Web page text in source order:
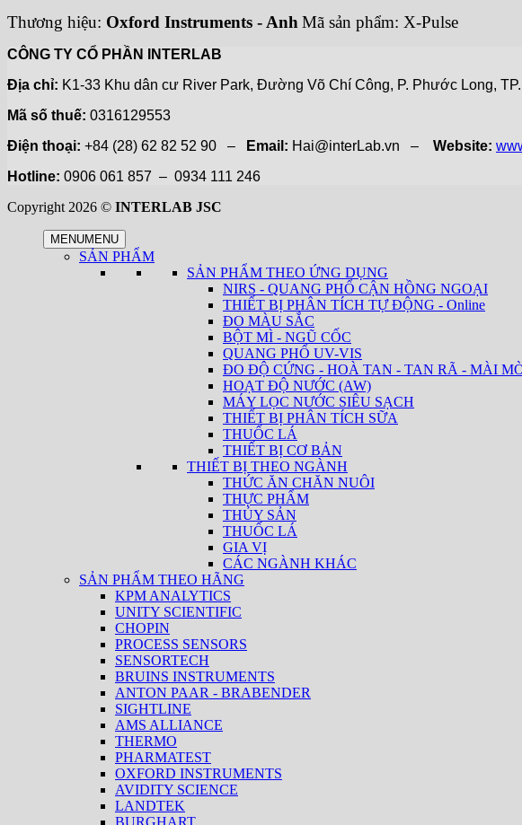
Thương hiệu: Oxford Instruments - Anh Mã sản phẩm: X-Pulse
CÔNG TY CỔ PHẦN INTERLAB
Địa chỉ: K1-33 Khu dân cư River Park, Đường Võ Chí Công, P. Phước Long,
Mã số thuế: 0316129553
Điện thoại: +84 (28) 62 82 52 90 – Email: Hai@interLab.vn – Website:
Hotline: 0906 061 857 – 0934 111 246
Copyright 2026 © INTERLAB JSC
MENUMENU
SẢN PHẨM
SẢN PHẨM THEO ỨNG DỤNG
NIRS - QUANG PHỔ CẬN HỒNG NGOẠI
THIẾT BỊ PHÂN TÍCH TỰ ĐỘNG - Online
ĐO MÀU SẮC
BỘT MÌ - NGŨ CỐC
QUANG PHỔ UV-VIS
ĐO ĐỘ CỨNG - HOÀ TAN - TAN RÃ - MÀI
HOẠT ĐỘ NƯỚC (AW)
MÁY LỌC NƯỚC SIÊU SẠCH
THIẾT BỊ PHÂN TÍCH SỮA
THUỐC LÁ
THIẾT BỊ CƠ BẢN
THIẾT BỊ THEO NGÀNH
THỨC ĂN CHĂN NUÔI
THỰC PHẨM
THỦY SẢN
THUỐC LÁ
GIA VỊ
CÁC NGÀNH KHÁC
SẢN PHẨM THEO HÃNG
KPM ANALYTICS
UNITY SCIENTIFIC
CHOPIN
PROCESS SENSORS
SENSORTECH
BRUINS INSTRUMENTS
ANTON PAAR - BRABENDER
SIGHTLINE
AMS ALLIANCE
THERMO
PHARMATEST
OXFORD INSTRUMENTS
AVIDITY SCIENCE
LANDTEK
BURGHART